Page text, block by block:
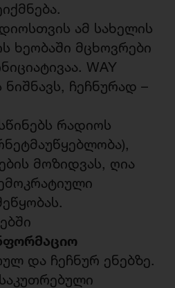
ამ სახელის
ხეობაში მცხოვრები
WAY
ჩეჩნურად –
რადიოს
მოზიდვას, ღია
და ჩეჩნურ ენებზე.